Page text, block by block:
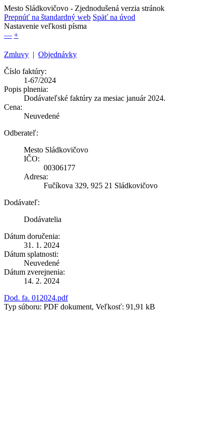
Mesto Sládkovičovo - Zjednodušená verzia stránok
Prepnúť na štandardný web Späť na úvod
Nastavenie veľkosti písma
— +
Zmluvy | Objednávky
Číslo faktúry:
1-67/2024
Popis plnenia:
Dodávateľské faktúry za mesiac január 2024.
Cena:
Neuvedené
Odberateľ:
Mesto Sládkovičovo
IČO:
00306177
Adresa:
Fučíkova 329, 925 21 Sládkovičovo
Dodávateľ:
Dodávatelia
Dátum doručenia:
31. 1. 2024
Dátum splatnosti:
Neuvedené
Dátum zverejnenia:
14. 2. 2024
Dod. fa. 012024.pdf
Typ súboru: PDF dokument, Veľkosť: 91,91 kB